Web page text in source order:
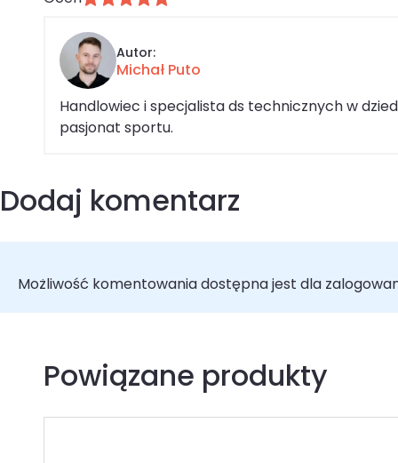
Autor:
Michał Puto
Handlowiec i specjalista ds technicznych w
pasjonat sportu.
Dodaj komentarz
Możliwość komentowania dostępna jest dla
Powiązane produkty